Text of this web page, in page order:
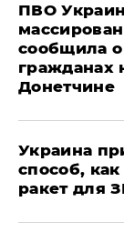
ПВО
сообщила
гражданах
Донетчине
Украина
способ,
ракет для